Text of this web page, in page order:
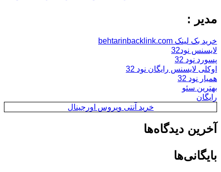
مدیر :
خرید بک لینک behtarinbacklink.com
لایسنس نود32
پسورد نود 32
اوکلی لایسنس رایگان نود 32
همیار نود 32
بهترین سئو
رایگان
خرید آنتی ویروس اورجینال
آخرین دیدگاه‌ها
بایگانی‌ها